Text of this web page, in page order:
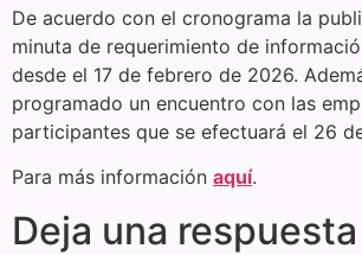
De acuerdo con el cronograma la
minuta de requerimiento de
desde el 17 de febrero de 2026.
programado un encuentro con las
participantes que se efectuará el 26
Para más información aquí.
Deja una respuesta